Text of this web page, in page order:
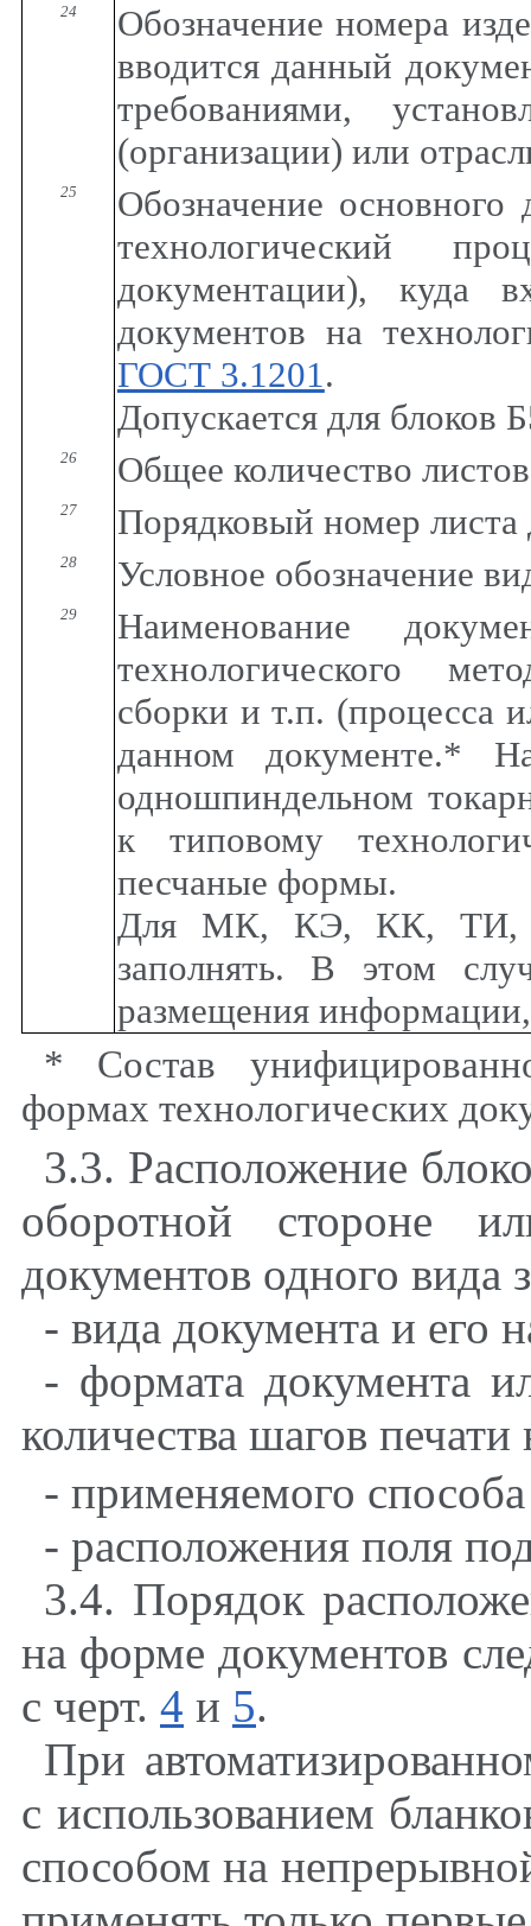
24
Обозначение номера
вводится данный
требованиями,
(организации) или
25
Обозначение основного
технологический
документации), куда
документов на
ГОСТ 3.1201 .
Допускается для блоков
26 Общее количество
27 Порядковый номер
28 Условное обозначение
29
Наименование
технологического
сборки и т.п. (процесса
данном документе.*
одношпиндельном
к типовому
песчаные формы.
Для МК, КЭ, КК, ТИ,
заполнять. В этом
размещения
* Состав
формах технологических
3.3. Расположение
оборотной стороне
документов одного вида
- вида документа и его
- формата документа
количества шагов
- применяемого
- расположения поля
3.4. Порядок
на форме документов
с черт. 4 и 5.
При
с использованием
способом на